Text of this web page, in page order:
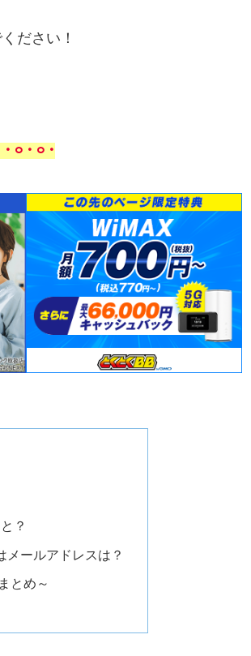
ださい！
𐄁𐄙𐄁𐄙𐄁
？
メールアドレスは？
とめ～